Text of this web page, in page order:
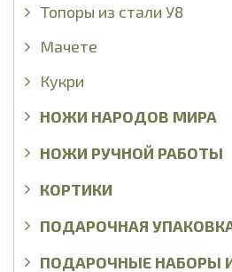
Топоры из стали У8
Мачете
Кукри
НОЖИ НАРОДОВ МИРА
НОЖИ РУЧНОЙ РАБОТЫ
КОРТИКИ
ПОДАРОЧНАЯ
ПОДАРОЧНЫЕ НАБОРЫ